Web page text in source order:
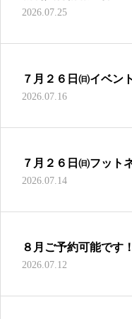
2026.07.25
７月２６日㈰イベン
2026.07.16
７月２６日㈰フット
2026.07.14
８月ご予約可能です
2026.07.12